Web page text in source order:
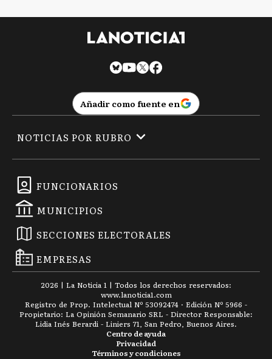
Añadir como fuente en
FUNCIONARIOS
MUNICIPIOS
SECCIONES ELECTORALES
EMPRESAS
NOTICIAS POR RUBRO
2026 | La Noticia 1 | Todos los derechos reservados:
www.lanoticia1.com
Registro de Prop. Intelectual Nº 53092474 · Edición Nº 5966 -
Propietario: La Opinión Semanario SRL - Director Responsable:
Lidia Inés Berardi - Liniers 71, San Pedro, Buenos Aires.
Términos y condiciones
Privacidad
Centro de ayuda